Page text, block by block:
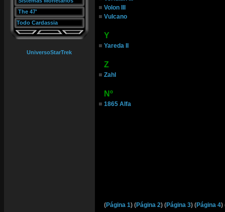
The 47'
Todo Cardassia
UniversoStarTrek
Volon III
Vulcano
Y
Yareda II
Z
Zahl
Nº
1865 Alfa
(Página 1) (Página 2) (Página 3) (Página 4)